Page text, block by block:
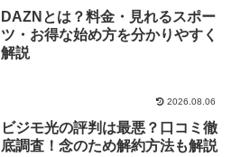
DAZNとは？料金・見れるスポー
ツ・お得な始め方を分かりやすく
解説
2026.08.06
ビジモ光の評判は最悪？口コミ徹
底調査！念のため解約方法も解説